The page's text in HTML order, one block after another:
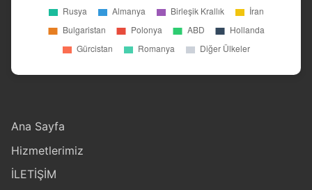
Ana Sayfa
Hizmetlerimiz
İLETİŞİM